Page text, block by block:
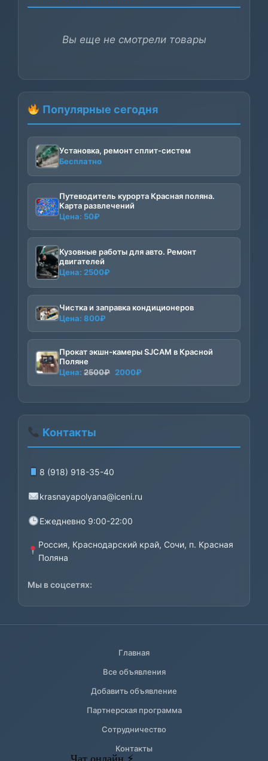
Вы еще не смотрели товары
Популярные сегодня
Установка, ремонт сплит-систем
Бесплатно
Путеводитель курорта Красная поляна.
Карта развлечений
Цена: 50₽
Кузовные работы для авто. Ремонт
двигателей
Цена: 2500₽
Чистка и заправка кондиционеров
Цена: 800₽
Прокат экшн-камеры SJCAM в Красной
Поляне
Цена: 2500₽ Первоначальная
цена
2000₽
цена:
Контакты
8 (918) 918-35-40
krasnayapolyana@iceni.ru
Ежедневно 9:00-22:00
Россия, Краснодарский край, Сочи, п. Красная
Поляна
Мы в соцсетях:
Главная
Все объявления
Добавить объявление
Партнерская программа
Сотрудничество
Контакты